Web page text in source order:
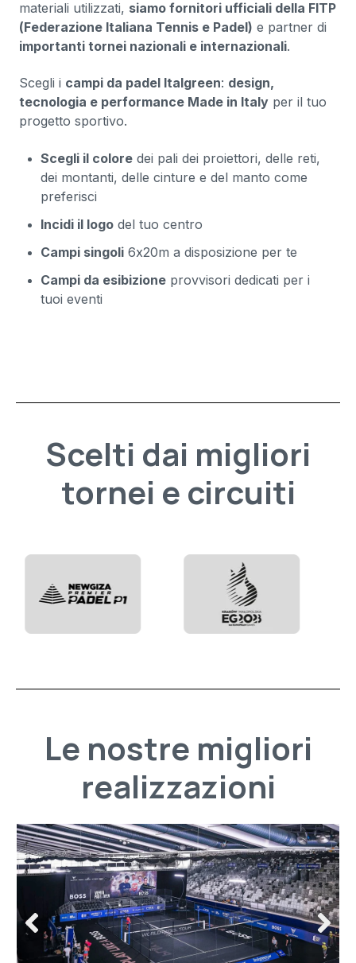
materiali utilizzati, siamo fornitori ufficiali della FITP
(Federazione Italiana Tennis e Padel) e partner di
importanti tornei nazionali e internazionali.
Scegli i campi da padel Italgreen: design,
tecnologia e performance Made in Italy per il tuo
progetto sportivo.
Scegli il colore dei pali dei proiettori, delle reti,
dei montanti, delle cinture e del manto come
preferisci
Incidi il logo del tuo centro
Campi singoli 6x20m a disposizione per te
Campi da esibizione provvisori dedicati per i
tuoi eventi
Scelti dai migliori
tornei e circuiti
Le nostre migliori
realizzazioni